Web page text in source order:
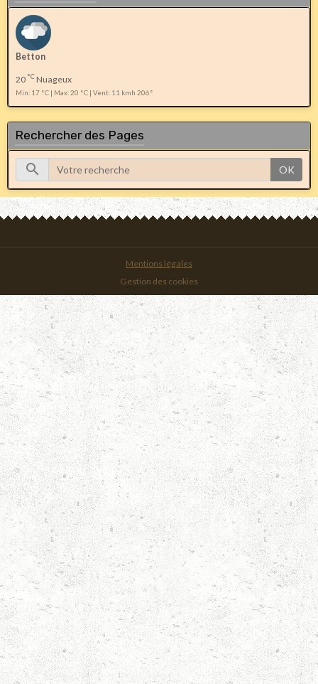
Betton
20 °CNuageux
Min: 17 °C | Max: 20 °C | Vent: 11 kmh 206°
Rechercher des Pages
OK
Mentions légales
Gestion des cookies